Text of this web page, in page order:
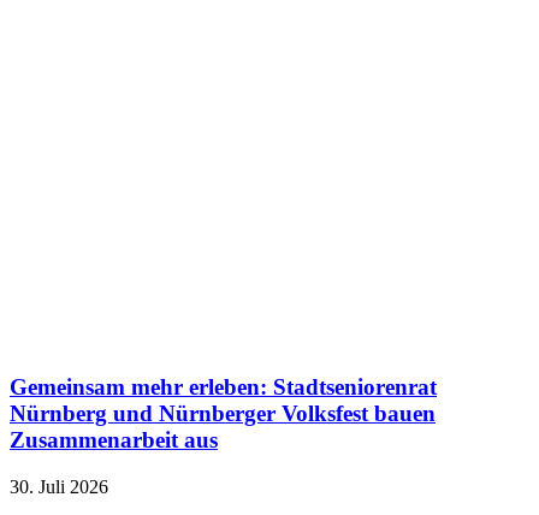
Gemeinsam mehr erleben: Stadtseniorenrat
Nürnberg und Nürnberger Volksfest bauen
Zusammenarbeit aus
30. Juli 2026